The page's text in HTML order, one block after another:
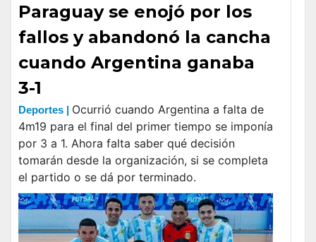
Paraguay se enojó por los
fallos y abandonó la cancha
cuando Argentina ganaba
3-1
Deportes | Ocurrió cuando Argentina a falta de
4m19 para el final del primer tiempo se imponía
por 3 a 1. Ahora falta saber qué decisión
tomarán desde la organización, si se completa
el partido o se dá por terminado.